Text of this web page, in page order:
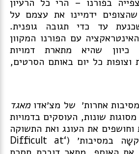
בפורנו – הרי כל הרעיון
ידמיינו את עצמם על
עד כדי תגובה גופנית.
עם הפורנו המקוון
כיוון שהיא מתארת דמויות
וצופות כל יום באותם הסרטים,
אחרות׳ של מצ׳אדומאגד
מסוגות שונות, העוסקים בדמויות
וחושפים את העונג ואת התשוקה
במסיבות׳ (
‘Difficult at